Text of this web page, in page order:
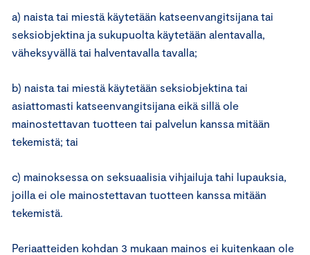
a) naista tai miestä käytetään katseenvangitsijana tai
seksiobjektina ja sukupuolta käytetään alentavalla,
väheksyvällä tai halventavalla tavalla;
b) naista tai miestä käytetään seksiobjektina tai
asiattomasti katseenvangitsijana eikä sillä ole
mainostettavan tuotteen tai palvelun kanssa mitään
tekemistä; tai
c) mainoksessa on seksuaalisia vihjailuja tahi lupauksia,
joilla ei ole mainostettavan tuotteen kanssa mitään
tekemistä.
Periaatteiden kohdan 3 mukaan mainos ei kuitenkaan ole